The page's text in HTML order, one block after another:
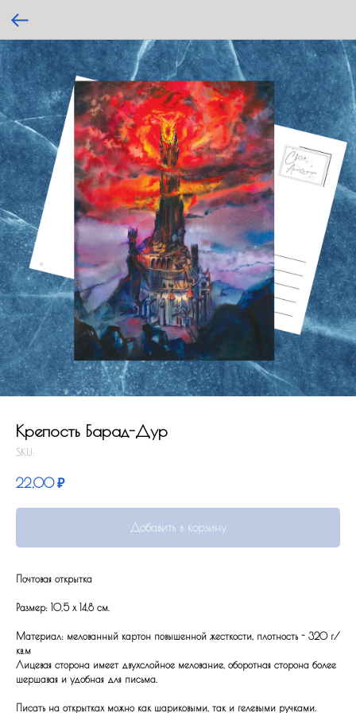
Крепость Барад-Дур
SKU:
22,00 ₽
Добавить в корзину
Почтовая открытка
Размер: 10,5 x 14,8 см.
Материал: мелованный картон повышенной жесткости, плотность - 320 г/
кв.м
Лицевая сторона имеет двухслойное мелование, оборотная сторона более
шершавая и удобная для письма.
Писать на открытках можно как шариковыми, так и гелевыми ручками.